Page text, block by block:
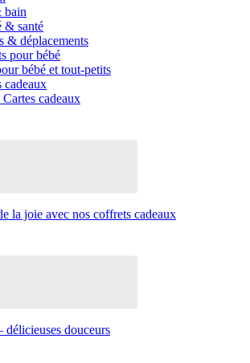
bain
& santé
& déplacements
pour bébé
bébé et tout-petits
cadeaux
cadeaux
la joie avec nos coffrets cadeaux
délicieuses douceurs